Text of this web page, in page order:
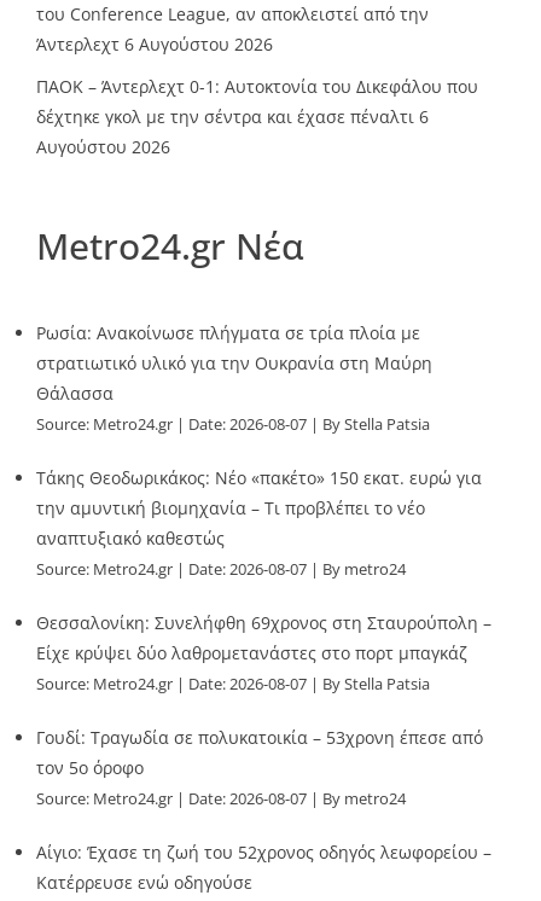
του Conference League, αν αποκλειστεί από την
Άντερλεχτ 6 Αυγούστου 2026
ΠΑΟΚ – Άντερλεχτ 0-1: Αυτοκτονία του Δικεφάλου που
δέχτηκε γκολ με την σέντρα και έχασε πέναλτι 6
Αυγούστου 2026
Metro24.gr Νέα
Ρωσία: Ανακοίνωσε πλήγματα σε τρία πλοία με
στρατιωτικό υλικό για την Ουκρανία στη Μαύρη
Θάλασσα
Source: Metro24.gr Date: 2026-08-07 By Stella Patsia
Τάκης Θεοδωρικάκος: Νέο «πακέτο» 150 εκατ. ευρώ για
την αμυντική βιομηχανία – Τι προβλέπει το νέο
αναπτυξιακό καθεστώς
Source: Metro24.gr Date: 2026-08-07 By metro24
Θεσσαλονίκη: Συνελήφθη 69χρονος στη Σταυρούπολη –
Είχε κρύψει δύο λαθρομετανάστες στο πορτ μπαγκάζ
Source: Metro24.gr Date: 2026-08-07 By Stella Patsia
Γουδί: Τραγωδία σε πολυκατοικία – 53χρονη έπεσε από
τον 5ο όροφο
Source: Metro24.gr Date: 2026-08-07 By metro24
Αίγιο: Έχασε τη ζωή του 52χρονος οδηγός λεωφορείου –
Κατέρρευσε ενώ οδηγούσε